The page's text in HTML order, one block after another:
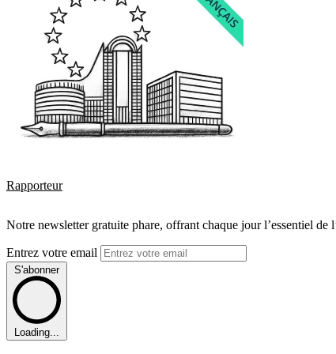
Rapporteur
Notre newsletter gratuite phare, offrant chaque jour l’essentiel de
Entrez votre email
S'abonner
Loading...